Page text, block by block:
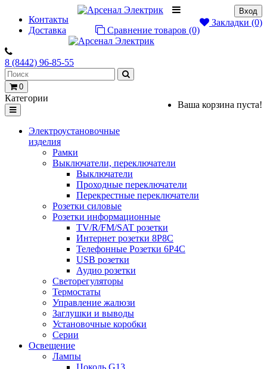
Контакты
Доставка
Вход
Закладки (0)
Сравнение товаров (0)
8 (8442) 96-85-55
0
Ваша корзина пуста!
Категории
Электроустановочные
изделия
Рамки
Выключатели, переключатели
Выключатели
Проходные переключатели
Перекрестные переключатели
Розетки силовые
Розетки информационные
TV/R/FM/SAT розетки
Интернет розетки 8P8C
Телефонные Розетки 6P4C
USB розетки
Аудио розетки
Светорегуляторы
Термостаты
Управление жалюзи
Заглушки и выводы
Установочные коробки
Серии
Освещение
Лампы
Цоколь G13